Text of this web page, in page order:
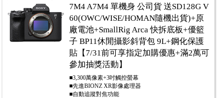
7M4 A7M4 單機身 公司貨 送SD128G V
60(OWC/WISE/HOMAN隨機出貨)+原
廠電池+SmallRig Arca 快拆底板+優籃
子 BP11休閒攝影斜背包 9L+鋼化保護
貼【7/31前可享指定加購優惠+滿2萬可
參加抽獎活動】
■3,300萬像素+3吋觸控螢幕
■先進BIONZ XR影像處理器
■自動追蹤對焦功能